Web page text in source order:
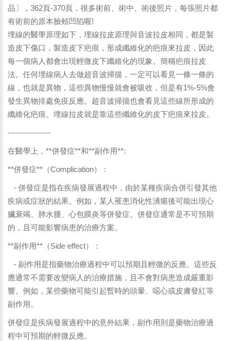
品〕，362頁-370頁，很多術前、術中、術後照片，每張照片都
有術前的原本臉頰凹陷喔!
埋線的醫學原理如下，埋線拉皮原理與音波拉皮相同，都是製
造皮下傷口，製造皮下疤痕，形成纖維化的疤痕來拉皮，因此
每一個病人都會出現輕微皮下纖維化的現象。簡稱疤痕拉皮
法。任何埋線病人去做超音波掃描，一定可以看見一條一條的
線，也就是異物，這些異物慢慢就會被吸收，但是有1%-5%會
發生異物排處免疫反應。超音波掃描也會看見這些線所形成的
纖維化疤痕。埋線拉皮就是靠這些纖維化的皮下疤痕來拉皮。
-----------------
在醫學上，**併發症**和**副作用**:
**併發症**（Complication）：
- 併發症是指在疾病發展過程中，由於某種疾病合併引發其他
疾病或症狀的結果。例如，某人罹患消化性潰瘍後可能出現心
臟衰竭、肺水腫、心包膜炎等併發症。併發症通常是不可預期
的，且可能影響病患的治療方案。
**副作用**（Side effect）：
- 副作用是指藥物治療過程中可以預期且輕微的反應。這些反
應通常不需要改變病人的治療措施，且不會對病患造成嚴重影
響。例如，某些藥物可能引起暫時的頭暈、噁心或皮膚發紅等
副作用。
併發症是疾病發展過程中的意外結果，副作用則是藥物治療過
程中可預期的輕微反應。